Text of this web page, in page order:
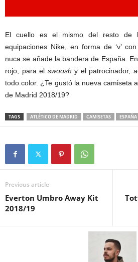
El cuello es el mismo del resto de
equipaciones Nike, en forma de ‘v’
nuca se añade la bandera de España.
rojo, para el swoosh y el patrocinador,
todo color. ¿Te gustó la nueva camiseta
de Madrid 2018/19?
TAGS ATLÉTICO DE MADRID CAMISETAS ESPAÑA
Previous article
Everton Umbro Away Kit
2018/19